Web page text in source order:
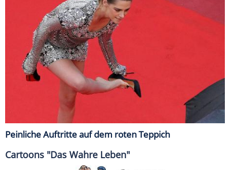
Peinliche Auftritte auf dem roten Teppich
Cartoons "Das Wahre Leben"